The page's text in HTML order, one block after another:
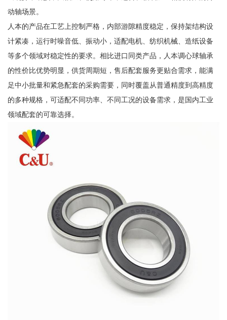
动轴场景。
人本的产品在工艺上控制严格，内部游隙精度稳定，保持架结构设
计紧凑，运行时噪音低、振动小，适配电机、纺织机械、造纸设备
等多个领域对稳定性的要求。相比进口同类产品，人本调心球轴承
的性价比优势明显，供货周期短，售后配套服务更贴合需求，能满
足中小批量和紧急配套的采购需要，同时覆盖从普通精度到高精度
的多种规格，可适配不同功率、不同工况的设备需求，是国内工业
领域配套的可靠选择。